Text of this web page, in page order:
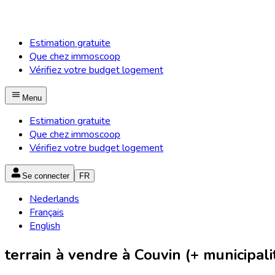
Estimation gratuite
Que chez immoscoop
Vérifiez votre budget logement
Menu
Estimation gratuite
Que chez immoscoop
Vérifiez votre budget logement
Se connecter FR
Nederlands
Français
English
terrain à vendre à Couvin (+